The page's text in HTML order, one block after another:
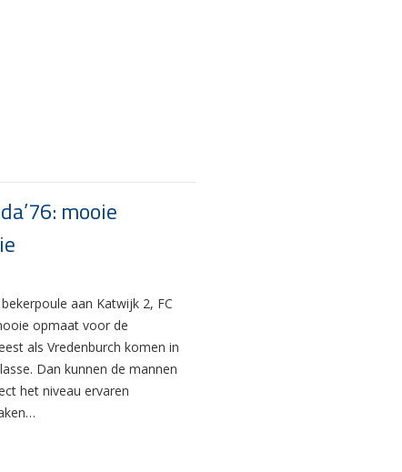
mooie
aan Katwijk 2, FC
opmaat voor de
als Vredenburch komen in
Dan kunnen de mannen
het niveau ervaren